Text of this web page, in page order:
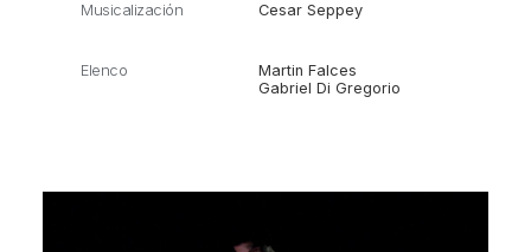
Musicalización Cesar Seppey
Elenco
Martin Falces
Gabriel Di Gregorio